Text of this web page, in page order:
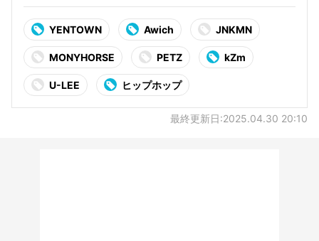
YENTOWN Awich JNKMN
MONYHORSE PETZ kZm
U-LEE ヒップホップ
最終更新日:2025.04.30 20:10